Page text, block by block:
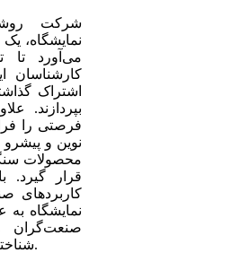
شرکت
نمایشگاه،
می‌آورد تا
کارشناسان
اشتراک
بپردازند.
فرصتی را
نوین و پیشرو
محصولات
قرار گیرد.
کاربردهای
نمایشگاه به
صنعت‌گران
شناخته‌شدگی دست یافته است.